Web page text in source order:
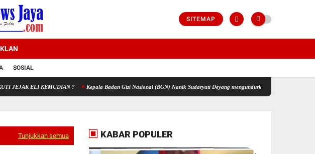
SITEMAP
SOSIAL
ELI KEMUDIAN ? Kepala Badan Gizi Nasional (BGN) Nanik Sudaryati Deyang mengundurkan Diri Karena Alasan
Tunjukkan semua KABAR POPULER